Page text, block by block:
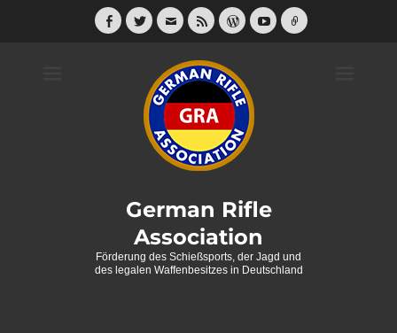
Facebook
Twitter
E-
Feed WordPress
YouTube
Link
German Rifle
Association
Förderung des Schießsports, der Jagd und
des legalen Waffenbesitzes in Deutschland